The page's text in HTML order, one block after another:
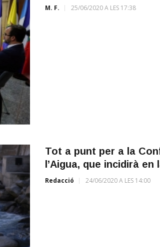
M. F. 25/06/2020 A LES 17:38
Tot a punt per a la
l’Aigua, que incidirà
Redacció 24/06/2020 A LES 14:00